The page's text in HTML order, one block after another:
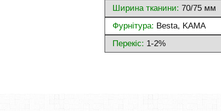
Ширина тканини: 70/75 мм
Фурнітура: Besta, KAMA
Перекіс: 1-2%